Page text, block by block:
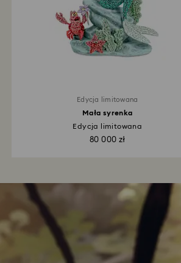
Edycja limitowana
Mała syrenka
Edycja limitowana
80 000 zł